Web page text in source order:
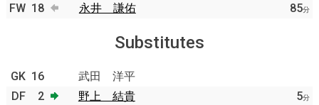
FW 18 永井 謙佑 85分
Substitutes
GK 16
武田 洋平
DF
2 野上 結貴 5分